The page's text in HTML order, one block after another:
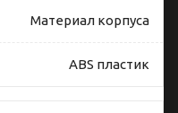
Материал корпуса
ABS пластик